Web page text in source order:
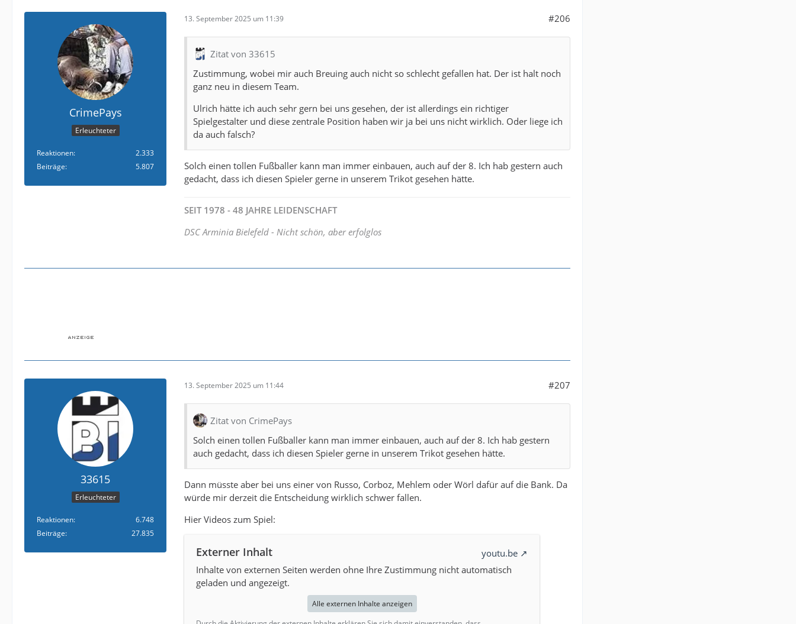
CrimePays
Erleuchteter
Reaktionen
2.333
Beiträge
5.807
13. September 2025 um 11:39 #206
Zitat von 33615
Zustimmung, wobei mir auch Breuing auch nicht so schlecht gefallen hat. Der ist halt noch
ganz neu in diesem Team.
Ulrich hätte ich auch sehr gern bei uns gesehen, der ist allerdings ein richtiger
Spielgestalter und diese zentrale Position haben wir ja bei uns nicht wirklich. Oder liege ich
da auch falsch?
Solch einen tollen Fußballer kann man immer einbauen, auch auf der 8. Ich hab gestern auch
gedacht, dass ich diesen Spieler gerne in unserem Trikot gesehen hätte.
SEIT 1978 - 48 JAHRE LEIDENSCHAFT
DSC Arminia Bielefeld - Nicht schön, aber erfolglos
33615
Erleuchteter
Reaktionen
6.748
Beiträge
27.835
13. September 2025 um 11:44 #207
Zitat von CrimePays
Solch einen tollen Fußballer kann man immer einbauen, auch auf der 8. Ich hab gestern
auch gedacht, dass ich diesen Spieler gerne in unserem Trikot gesehen hätte.
Dann müsste aber bei uns einer von Russo, Corboz, Mehlem oder Wörl dafür auf die Bank. Da
würde mir derzeit die Entscheidung wirklich schwer fallen.
Hier Videos zum Spiel:
Externer Inhalt
youtu.be
Inhalte von externen Seiten werden ohne Ihre Zustimmung nicht automatisch
geladen und angezeigt.
Alle externen Inhalte anzeigen